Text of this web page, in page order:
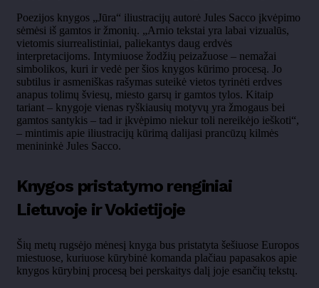
Poezijos knygos „Jūra“ iliustracijų autorė Jules Sacco įkvėpimo
sėmėsi iš gamtos ir žmonių. „Arnio tekstai yra labai vizualūs,
vietomis siurrealistiniai, paliekantys daug erdvės
interpretacijoms. Intymiuose žodžių peizažuose – nemažai
simbolikos, kuri ir vedė per šios knygos kūrimo procesą. Jo
subtilus ir asmeniškas rašymas suteikė vietos tyrinėti erdves
anapus tolimų šviesų, miesto garsų ir gamtos tylos. Kitaip
tariant – knygoje vienas ryškiausių motyvų yra žmogaus bei
gamtos santykis – tad ir įkvėpimo niekur toli nereikėjo ieškoti“,
– mintimis apie iliustracijų kūrimą dalijasi prancūzų kilmės
menininkė Jules Sacco.
Knygos pristatymo renginiai
Lietuvoje ir Vokietijoje
Šių metų rugsėjo mėnesį knyga bus pristatyta šešiuose Europos
miestuose, kuriuose kūrybinė komanda plačiau papasakos apie
knygos kūrybinį procesą bei perskaitys dalį joje esančių tekstų.